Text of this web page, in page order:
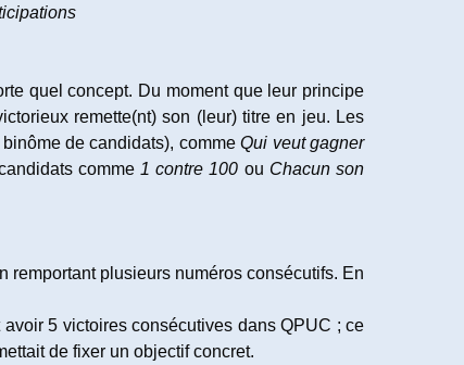
quel concept. Du moment que leur principe
remette(nt) son (leur) titre en jeu. Les
binôme de candidats), commeQui veut gagner
comme 1 contre 100 ou Chacun son
remportant plusieurs numéros consécutifs. En
5 victoires consécutives dans QPUC ; ce
de fixer un objectif concret.